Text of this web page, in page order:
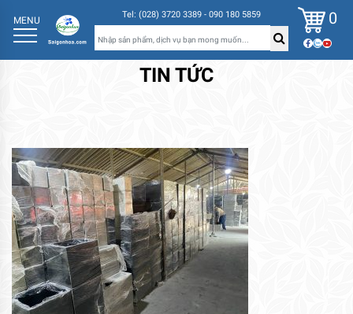
MENU Tel: (028) 3720 3389 - 090 180 5859 0
TIN TỨC